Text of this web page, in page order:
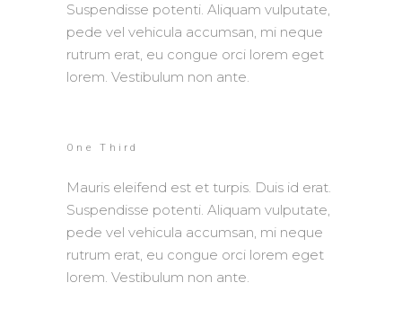
Suspendisse potenti. Aliquam vulputate,
pede vel vehicula accumsan, mi neque
rutrum erat, eu congue orci lorem eget
lorem. Vestibulum non ante.
One Third
Mauris eleifend est et turpis. Duis id erat.
Suspendisse potenti. Aliquam vulputate,
pede vel vehicula accumsan, mi neque
rutrum erat, eu congue orci lorem eget
lorem. Vestibulum non ante.